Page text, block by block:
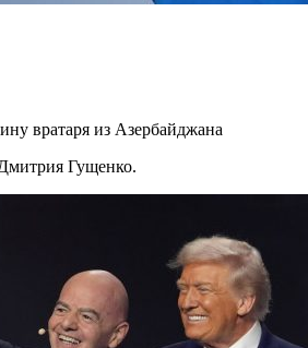
вратаря из Азербайджана
Гущенко.